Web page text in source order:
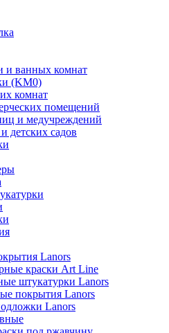
и ванных комнат
(KM0)
комнат
помещений
и медучреждений
детских садов
Lanors
краски Art Line
штукатурки Lanors
покрытия Lanors
Lanors